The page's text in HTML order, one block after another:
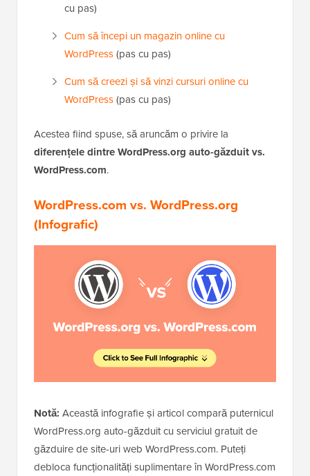
cu pas)
Cum să începi un magazin online cu
WordPress(pas cu pas)
Cum să creezi și să vinzi cursuri online cu
WordPress(pas cu pas)
Acestea fiind spuse, să aruncăm o privire la
diferențele dintre WordPress.org auto-găzduit vs.
WordPress.com.
WordPress.com vs. WordPress.org
(Infografic)
Notă: Această infografie și articol compară puternicul
WordPress.org auto-găzduit cu serviciul gratuit de
găzduire de site-uri web WordPress.com. Puteți
debloca funcționalități suplimentare în WordPress.com